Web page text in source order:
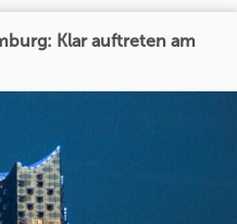
Klar auftreten am